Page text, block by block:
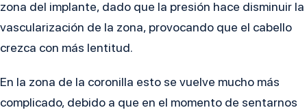
zona del implante, dado que la presión hace disminuir la
vascularización de la zona, provocando que el cabello
crezca con más lentitud.
En la zona de la coronilla esto se vuelve mucho más
complicado, debido a que en el momento de sentarnos